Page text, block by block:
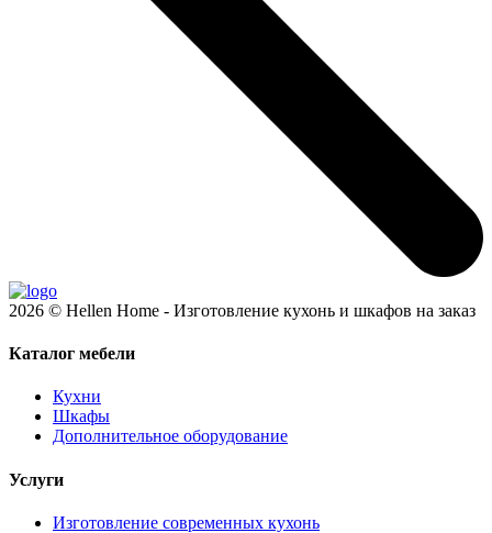
2026 © Hellen Home - Изготовление кухонь и шкафов на заказ
Каталог мебели
Кухни
Шкафы
Дополнительное оборудование
Услуги
Изготовление современных кухонь